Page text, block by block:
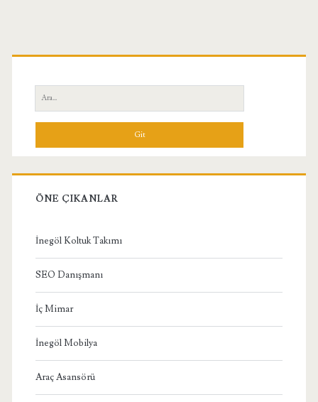
Birincil
Yan
Menü
Ara:
ÖNE ÇIKANLAR
İnegöl Koltuk Takımı
SEO Danışmanı
İç Mimar
İnegöl Mobilya
Araç Asansörü